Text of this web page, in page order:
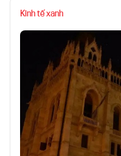
Kinh tế xanh